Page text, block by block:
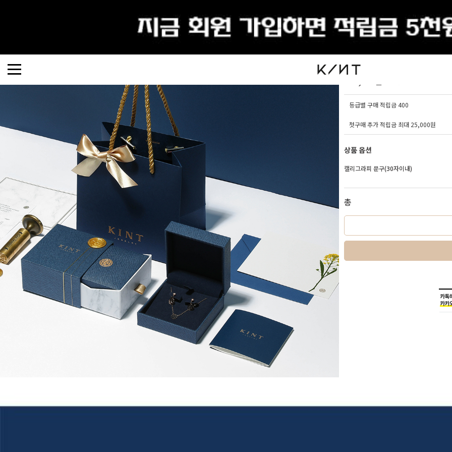
프리미엄 패키지(생화
등급별 구매 적립금400
첫구매 추가 적립금 최대 25,000원
상품 옵션
캘리그라피 문구(30자이내)
총